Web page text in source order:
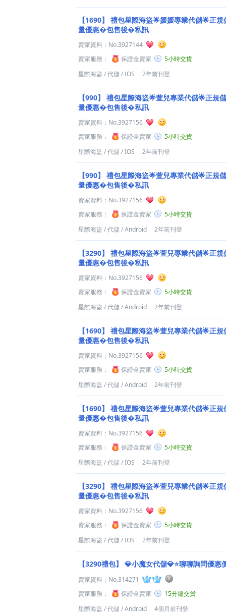
【1690】
禮包星際海盜🌟媛媛專業代儲🌟正
量優惠�包售後�私訊
賣家資料： No.3927144
賣家服務：
保證金賣家
5小時交貨
星際海盜 /代儲/IOS 2年前刊登
【990】
禮包星際海盜🌟萱兒專業代儲🌟正規
量優惠�包售後�私訊
賣家資料： No.3927156
賣家服務：
保證金賣家
5小時交貨
星際海盜 /代儲/IOS 2年前刊登
【990】
禮包星際海盜🌟萱兒專業代儲🌟正規
量優惠�包售後�私訊
賣家資料： No.3927156
賣家服務：
保證金賣家
5小時交貨
星際海盜 /代儲/Android 2年前刊登
【3290】
禮包星際海盜🌟萱兒專業代儲🌟正
量優惠�包售後�私訊
賣家資料： No.3927156
賣家服務：
保證金賣家
5小時交貨
星際海盜 /代儲/Android 2年前刊登
【1690】
禮包星際海盜🌟萱兒專業代儲🌟正
量優惠�包售後�私訊
賣家資料： No.3927156
賣家服務：
保證金賣家
5小時交貨
星際海盜 /代儲/Android 2年前刊登
【1690】
禮包星際海盜🌟萱兒專業代儲🌟正
量優惠�包售後�私訊
賣家資料： No.3927156
賣家服務：
保證金賣家
5小時交貨
星際海盜 /代儲/IOS 2年前刊登
【3290】
禮包星際海盜🌟萱兒專業代儲🌟正
量優惠�包售後�私訊
賣家資料： No.3927156
賣家服務：
保證金賣家
5小時交貨
星際海盜 /代儲/IOS 2年前刊登
【3290禮包】 💎小魔女代儲💎⭐聊聊詢問優惠
賣家資料： No.314271
賣家服務：
保證金賣家
15分鐘交貨
星際海盜 /代儲/Android 4個月前刊登